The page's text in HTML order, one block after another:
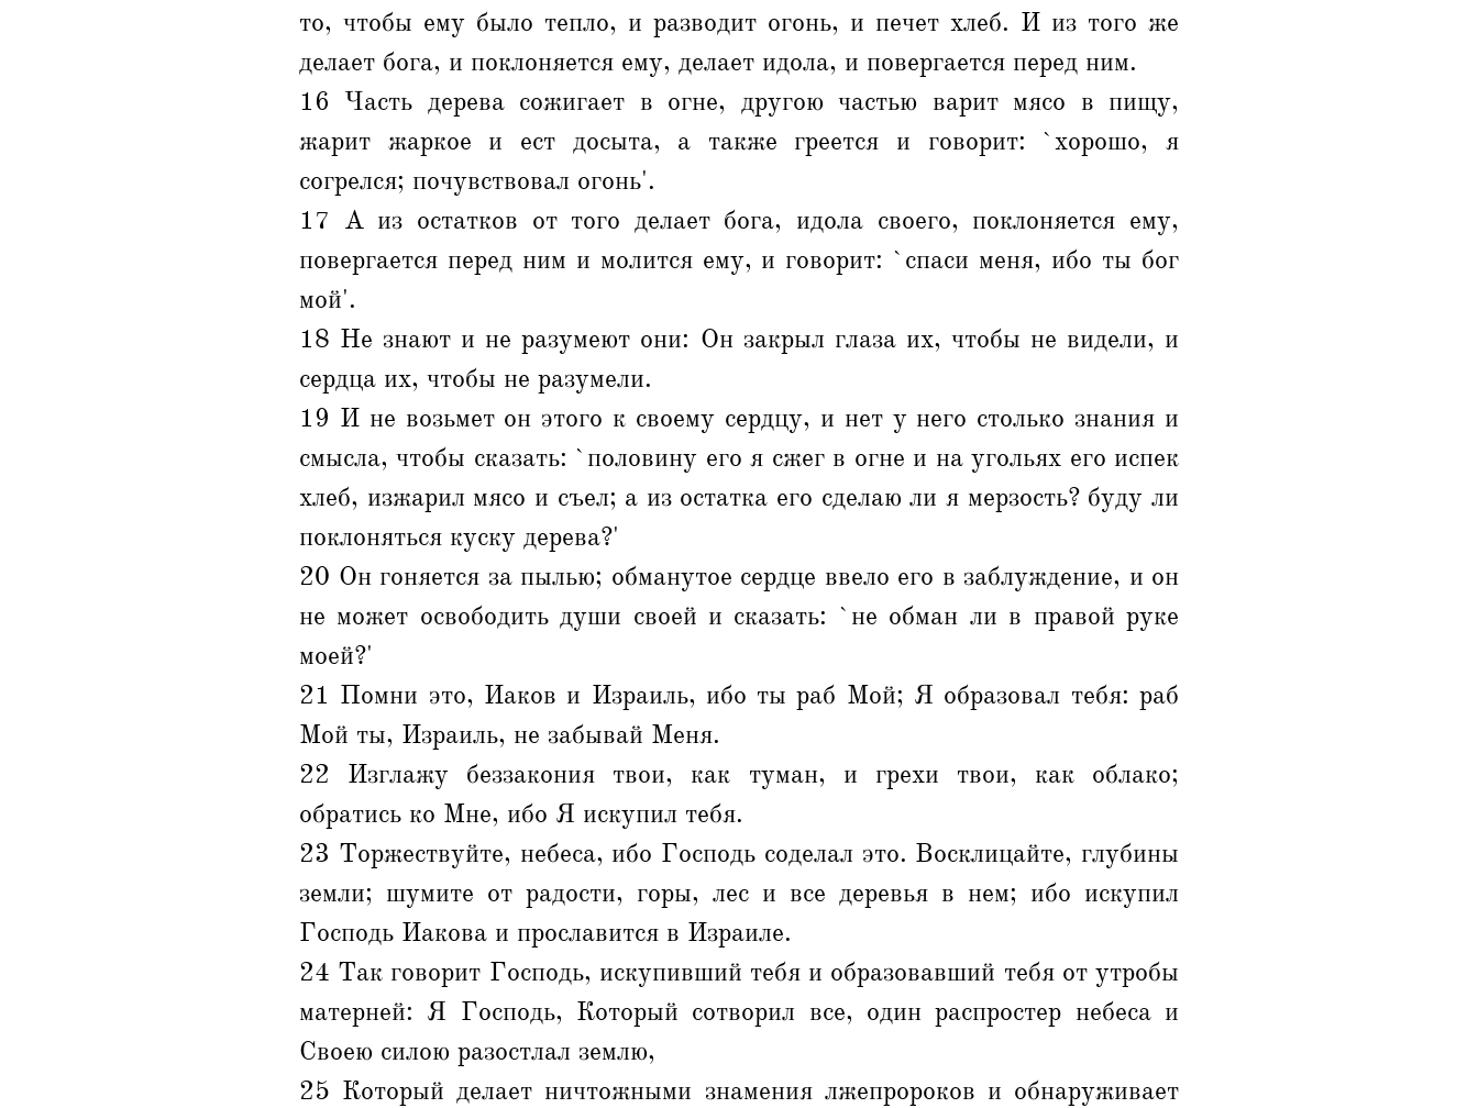
то, чтобы ему было тепло, и разводит огонь, и печет хлеб. И из того же
делает бога, и поклоняется ему, делает идола, и повергается перед ним.
16 Часть дерева сожигает в огне, другою частью варит мясо в пищу,
жарит жаркое и ест досыта, а также греется и говорит: `хорошо, я
согрелся; почувствовал огонь'.
17 А из остатков от того делает бога, идола своего, поклоняется ему,
повергается перед ним и молится ему, и говорит: `спаси меня, ибо ты бог
мой'.
18 Не знают и не разумеют они: Он закрыл глаза их, чтобы не видели, и
сердца их, чтобы не разумели.
19 И не возьмет он этого к своему сердцу, и нет у него столько знания и
смысла, чтобы сказать: `половину его я сжег в огне и на угольях его испек
хлеб, изжарил мясо и съел; а из остатка его сделаю ли я мерзость? буду ли
поклоняться куску дерева?'
20 Он гоняется за пылью; обманутое сердце ввело его в заблуждение, и он
не может освободить души своей и сказать: `не обман ли в правой руке
моей?'
21 Помни это, Иаков и Израиль, ибо ты раб Мой; Я образовал тебя: раб
Мой ты, Израиль, не забывай Меня.
22 Изглажу беззакония твои, как туман, и грехи твои, как облако;
обратись ко Мне, ибо Я искупил тебя.
23 Торжествуйте, небеса, ибо Господь соделал это. Восклицайте, глубины
земли; шумите от радости, горы, лес и все деревья в нем; ибо искупил
Господь Иакова и прославится в Израиле.
24 Так говорит Господь, искупивший тебя и образовавший тебя от утробы
матерней: Я Господь, Который сотворил все, один распростер небеса и
Своею силою разостлал землю,
25 Который делает ничтожными знамения лжепророков и обнаруживает